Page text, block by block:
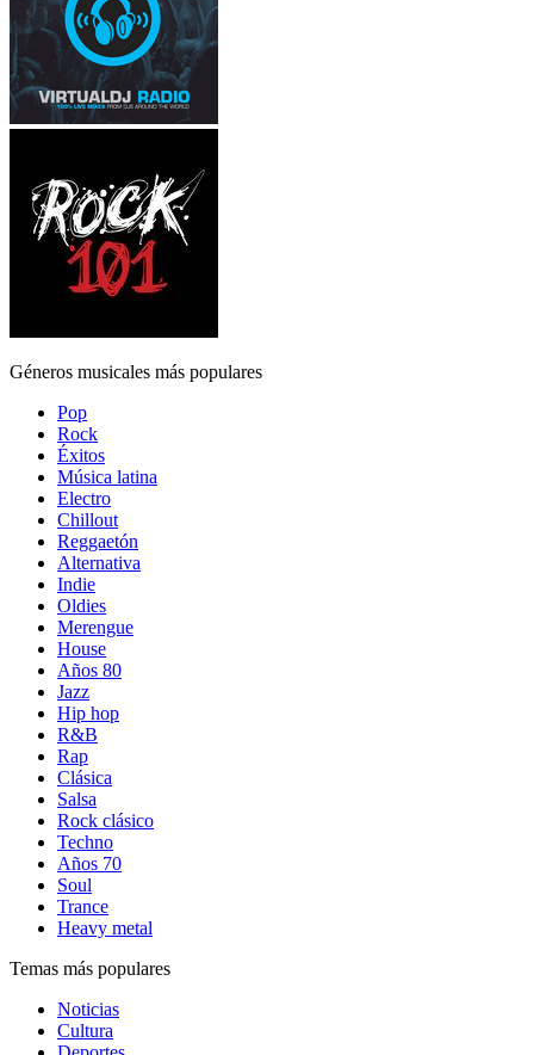
Géneros musicales más populares
Pop
Rock
Éxitos
Música latina
Electro
Chillout
Reggaetón
Alternativa
Indie
Oldies
Merengue
House
Años 80
Jazz
Hip hop
R&B
Rap
Clásica
Salsa
Rock clásico
Techno
Años 70
Soul
Trance
Heavy metal
Temas más populares
Noticias
Cultura